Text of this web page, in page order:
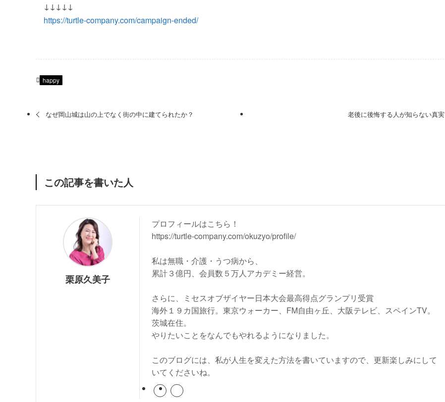
↓↓↓↓↓
https://turtle-company.com/campaign-ended/
happy
なぜ岡山城は山の上でなく街の中に建てられたか？ 老後に後悔する人が知らない真実
この記事を書いた人
栗原久美子
プロフィールはこちら！
https://turtle-company.com/okuzyo/profile/
私は無職・介護・うつ病から、
累計３億円、会員数５万人アカデミー経営。
さらに、ミセスオブザイヤー日本大会最高得点グランプリ受賞
海外１９カ国旅行。東京ウォーカー、FM自由ヶ丘、大阪テレビ、スペインTV。
茨城在住。
やりたいことをなんでもやれるようになりました。
このブログには、私が人生を変えた方法を書いていますので、更新楽しみにして
いてくださいね。